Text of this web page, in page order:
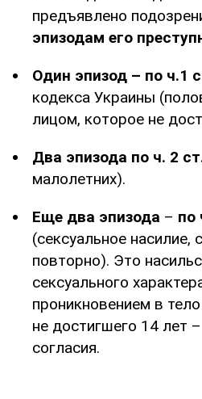
предъявлено
эпизодам его
Один эпизод – по ч.1
кодекса Украины
лицом, которое не
Два эпизода по ч. 2
малолетних).
Еще два эпизода – по
(сексуальное насилие,
повторно). Это
сексуального
проникновением в
не достигшего 14 лет
согласия.